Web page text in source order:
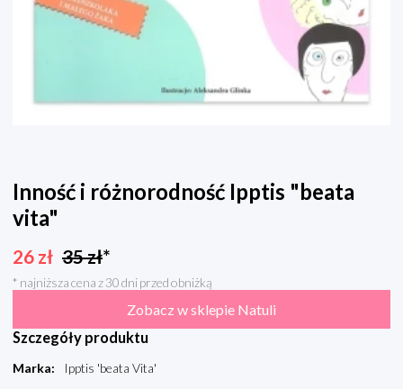
Inność i różnorodność Ipptis "beata
vita"
26 zł 35zł*
* najniższa cena z 30 dni przed obniżką
Zobacz w sklepie Natuli
Szczegóły produktu
Marka:
Ipptis 'beata Vita'